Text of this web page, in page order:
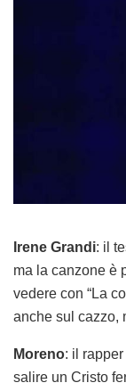
Irene Grandi: il
ma la canzone è
vedere con “La
anche sul cazzo,
Moreno: il
salire un Cristo